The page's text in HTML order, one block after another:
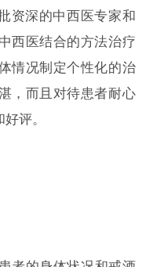
资深的中西医专家和
西医结合的方法治疗
情况制定个性化的治
，而且对待患者耐心
评。